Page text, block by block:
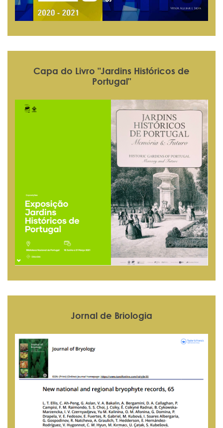
Capa do Livro "Jardins Históricos de
Portugal"
Jornal de Briologia